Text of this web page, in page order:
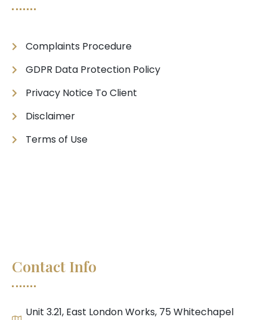
Complaints Procedure
GDPR Data Protection Policy
Privacy Notice To Client
Disclaimer
Terms of Use
Contact Info
Unit 3.21, East London Works, 75 Whitechapel